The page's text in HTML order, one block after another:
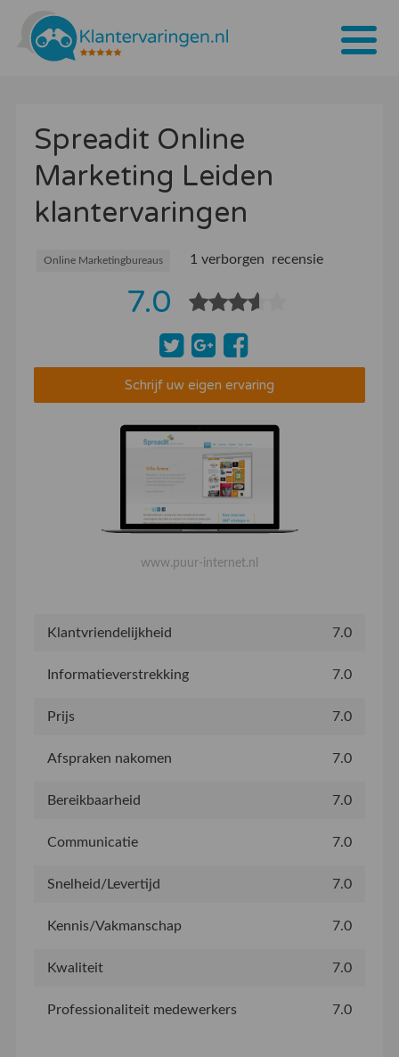
Tarieven
Bedrijven
Over ons
Blogs
Spreadit Online
Marketing Leiden
klantervaringen
Online Marketingbureaus 1 verborgen recensie
7.0
Schrijf uw eigen ervaring
www.puur-internet.nl
Klantvriendelijkheid 7.0
Informatieverstrekking 7.0
Prijs 7.0
Afspraken nakomen 7.0
Bereikbaarheid 7.0
Communicatie 7.0
Snelheid/Levertijd 7.0
Kennis/Vakmanschap 7.0
Kwaliteit 7.0
Professionaliteit medewerkers 7.0